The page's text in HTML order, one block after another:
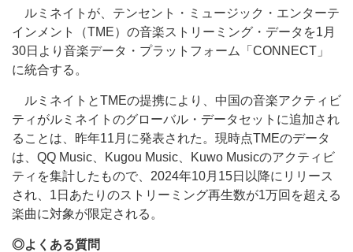
ルミネイトが、テンセント・ミュージック・エンターテ
インメント（TME）の音楽ストリーミング・データを1月
30日より音楽データ・プラットフォーム「CONNECT」
に統合する。
ルミネイトとTMEの提携により、中国の音楽アクティビ
ティがルミネイトのグローバル・データセットに追加され
ることは、昨年11月に発表された。現時点TMEのデータ
は、QQ Music、Kugou Music、Kuwo Musicのアクティビ
ティを集計したもので、2024年10月15日以降にリリース
され、1日あたりのストリーミング再生数が1万回を超える
楽曲に対象が限定される。
◎よくある質問